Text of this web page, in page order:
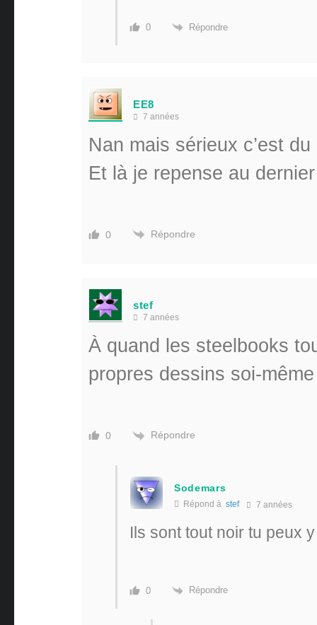
0 Répondre
EE8
7 années
Nan mais sérieux c’est
Et là je repense au
0 Répondre
stef
7 années
À quand les steelbooks
propres dessins soi-
0 Répondre
Sodemars
Répond à stef 7 années
Ils sont tout noir tu peux
0 Répondre